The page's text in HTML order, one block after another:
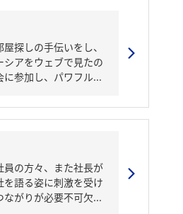
探しの手伝いをし、
アをウェブで見たの
参加し、パワフル...
の方々、また社長が
語る姿に刺激を受け
がりが必要不可欠...